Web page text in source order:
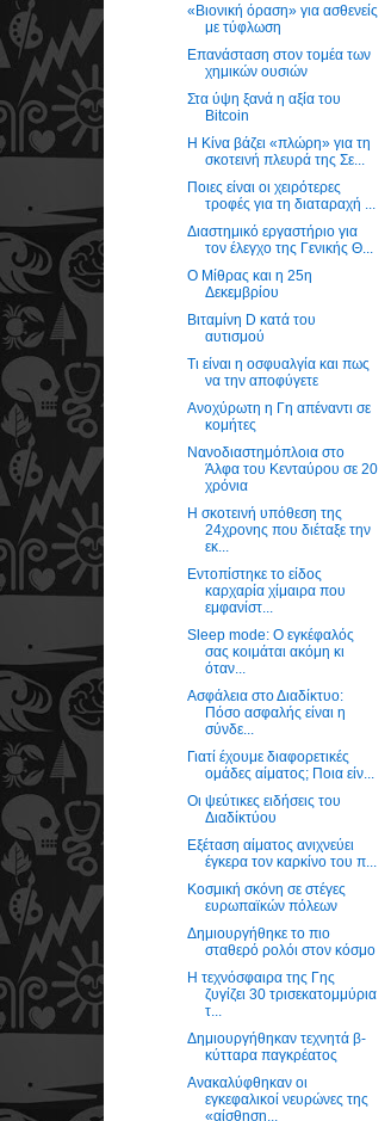
«Βιονική όραση» για ασθενείς
με τύφλωση
Επανάσταση στον τομέα των
χημικών ουσιών
Στα ύψη ξανά η αξία του
Bitcoin
Η Κίνα βάζει «πλώρη» για τη
σκοτεινή πλευρά της Σε...
Ποιες είναι οι χειρότερες
τροφές για τη διαταραχή ...
Διαστημικό εργαστήριο για
τον έλεγχο της Γενικής Θ...
Ο Μίθρας και η 25η
Δεκεμβρίου
Βιταμίνη D κατά του
αυτισμού
Τι είναι η οσφυαλγία και πως
να την αποφύγετε
Ανοχύρωτη η Γη απέναντι σε
κομήτες
Nανοδιαστημόπλοια στο
Άλφα του Κενταύρου σε 20
χρόνια
Η σκοτεινή υπόθεση της
24χρονης που διέταξε την
εκ...
Εντοπίστηκε το είδος
καρχαρία χίμαιρα που
εμφανίστ...
Sleep mode: O εγκέφαλός
σας κοιμάται ακόμη κι
όταν...
Ασφάλεια στο Διαδίκτυο:
Πόσο ασφαλής είναι η
σύνδε...
Γιατί έχουμε διαφορετικές
ομάδες αίματος; Ποια είν...
Οι ψεύτικες ειδήσεις του
Διαδίκτύου
Εξέταση αίματος ανιχνεύει
έγκερα τον καρκίνο του π...
Κοσμική σκόνη σε στέγες
ευρωπαϊκών πόλεων
Δημιουργήθηκε το πιο
σταθερό ρολόι στον κόσμο
Η τεχνόσφαιρα της Γης
ζυγίζει 30 τρισεκατομμύρια
τ...
Δημιουργήθηκαν τεχνητά β-
κύτταρα παγκρέατος
Ανακαλύφθηκαν οι
εγκεφαλικοί νευρώνες της
«αίσθηση...